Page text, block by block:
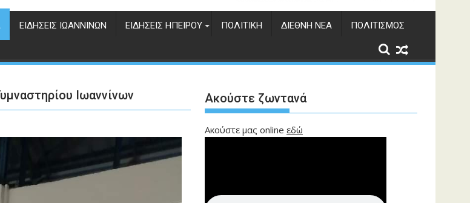
ΕΙΔΉΣΕΙΣ ΙΩΑΝΝΊΝΩΝ ΕΙΔΉΣΕΙΣ ΗΠΕΊΡΟΥ ΠΟΛΙΤΙΚΉ ΔΙΕΘΝΉ ΝΈΑ ΠΟΛΙΤΙΣΜΌΣ
Ιωαννίνων Ακούστε ζωντανά
Ακούστε μας online εδώ